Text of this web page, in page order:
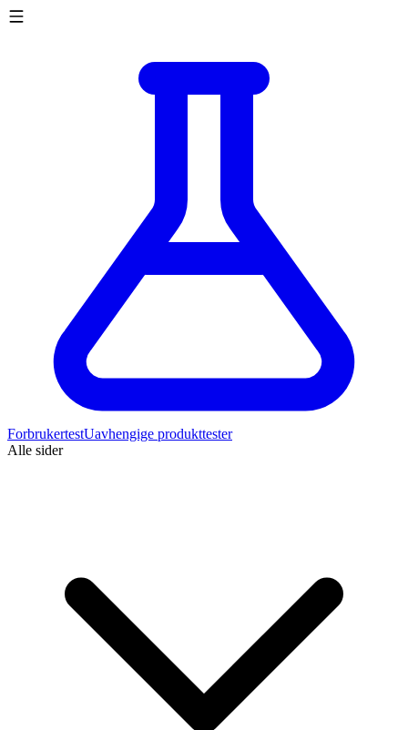
ForbrukertestUavhengige produkttester
Alle sider